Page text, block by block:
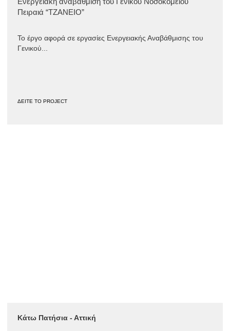
Πειραιά “ΤΖΑΝΕΙΟ”
Το έργο αφορά σε εργασίες Ενεργειακής Αναβάθμισης του
Γενικού...
ΔΕΙΤΕ ΤΟ PROJECT
Κάτω Πατήσια - Αττική